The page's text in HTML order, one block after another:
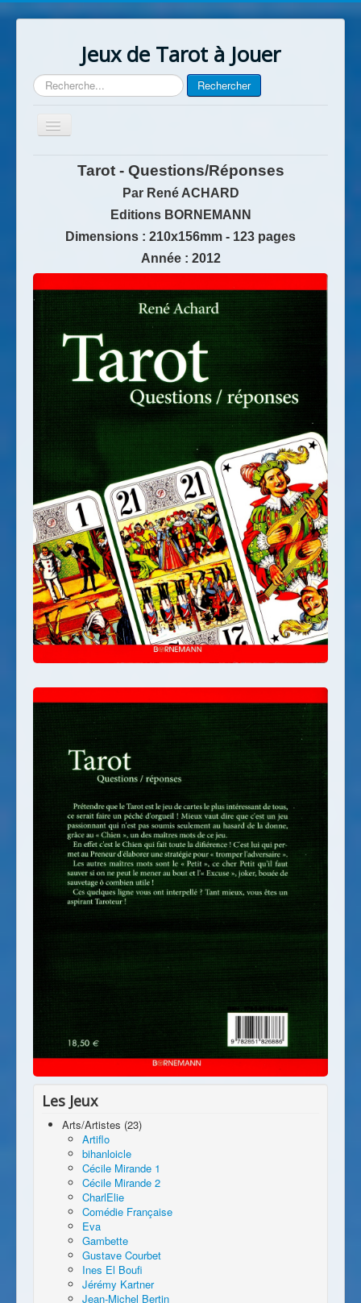
Jeux de Tarot à Jouer
Rechercher Rechercher
Basculer
la
AccueilTarot - Questions/Réponses
Par René ACHARD
Editions BORNEMANN
Dimensions : 210x156mm - 123 pages
Année : 2012
Les Jeux
Arts/Artistes (23)
Artiflo
bihanloicle
Cécile Mirande 1
Cécile Mirande 2
CharlElie
Comédie Française
Eva
Gambette
Gustave Courbet
Ines El Boufi
Jérémy Kartner
Jean-Michel Bertin